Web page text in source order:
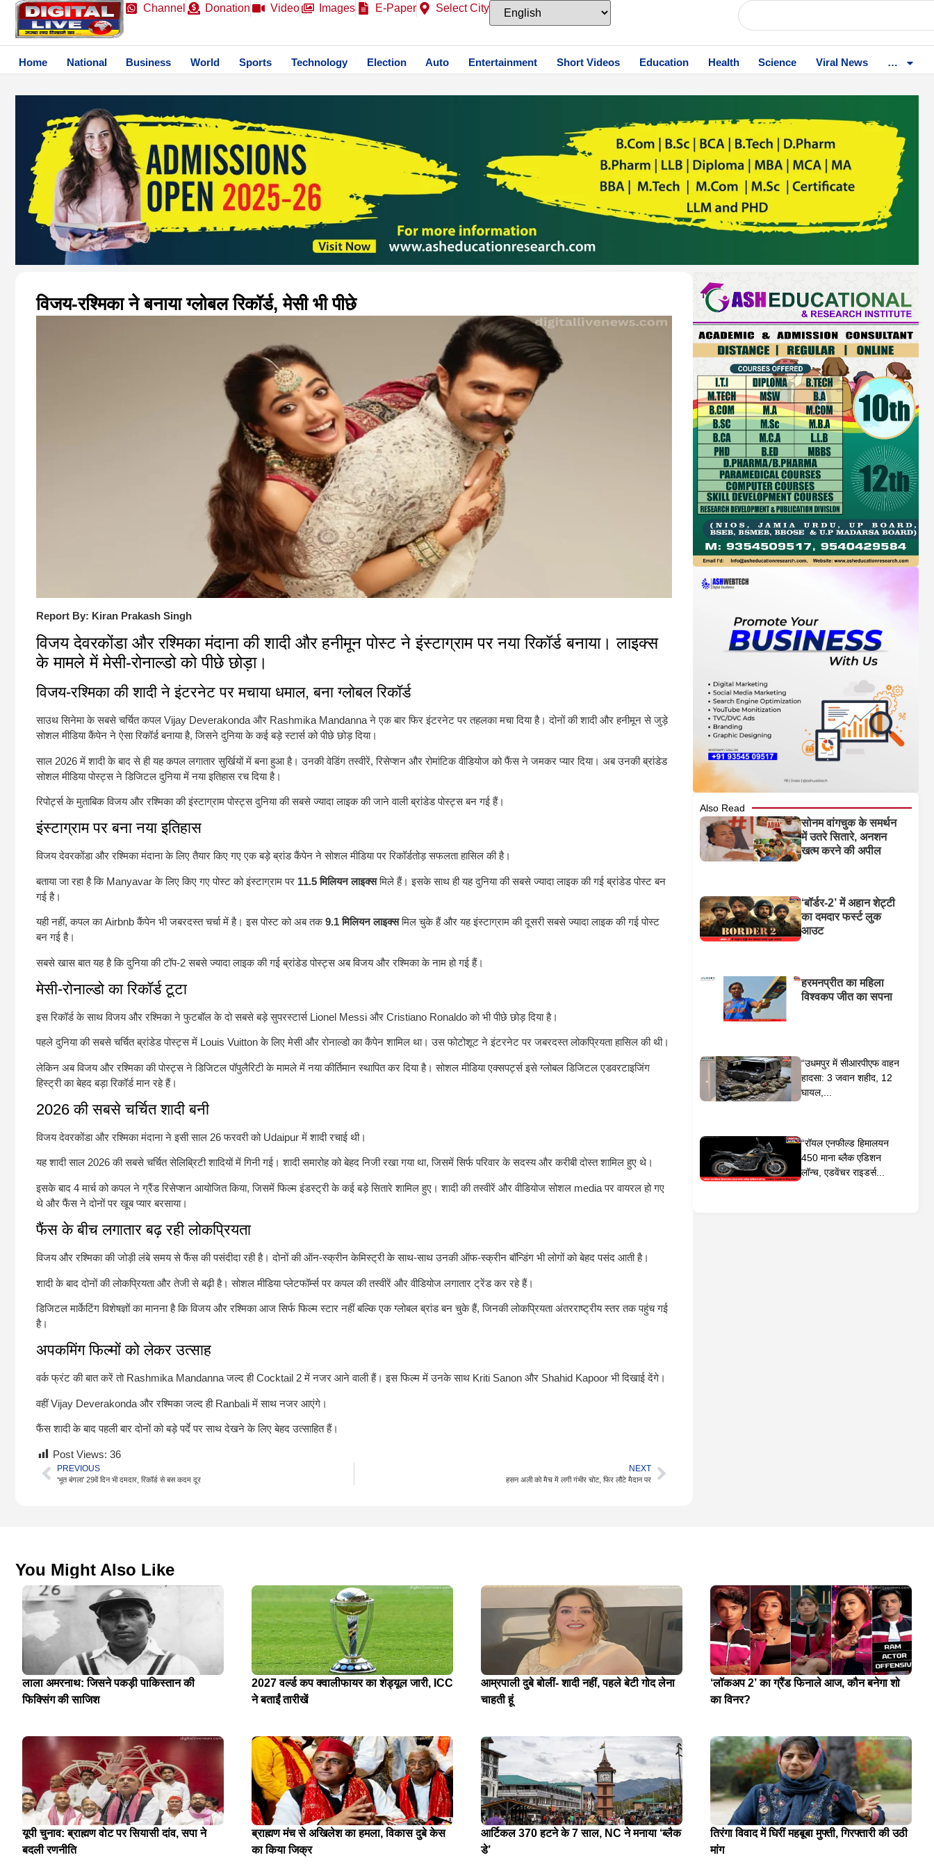
Channel Donation Video Images E-Paper Select City
Home National Business World Sports Technology Election Auto Entertainment Short Videos Education Health Science Viral News …
विजय-रश्मिका ने बनाया ग्लोबल रिकॉर्ड, मेसी भी पीछे
Report By: Kiran Prakash Singh
विजय देवरकोंडा और रश्मिका मंदाना की शादी और हनीमून पोस्ट ने इंस्टाग्राम पर नया रिकॉर्ड बनाया। लाइक्स
के मामले में मेसी-रोनाल्डो को पीछे छोड़ा।
विजय-रश्मिका की शादी ने इंटरनेट पर मचाया धमाल, बना ग्लोबल रिकॉर्ड
साउथ सिनेमा के सबसे चर्चित कपल Vijay Deverakonda और Rashmika Mandannaने एक बार फिर इंटरनेट पर तहलका मचा दिया है। दोनों की शादी और हनीमून से जुड़े
सोशल मीडिया कैंपेन ने ऐसा रिकॉर्ड बनाया है, जिसने दुनिया के कई बड़े स्टार्स को पीछे छोड़ दिया।
साल 2026 में शादी के बाद से ही यह कपल लगातार सुर्खियों में बना हुआ है। उनकी वेडिंग तस्वीरें, रिसेप्शन और रोमांटिक वीडियोज को फैंस ने जमकर प्यार दिया। अब उनकी ब्रांडेड
सोशल मीडिया पोस्ट्स ने डिजिटल दुनिया में नया इतिहास रच दिया है।
रिपोर्ट्स के मुताबिक विजय और रश्मिका की इंस्टाग्राम पोस्ट्स दुनिया की सबसे ज्यादा लाइक की जाने वाली ब्रांडेड पोस्ट्स बन गई हैं।
इंस्टाग्राम पर बना नया इतिहास
विजय देवरकोंडा और रश्मिका मंदाना के लिए तैयार किए गए एक बड़े ब्रांड कैंपेन ने सोशल मीडिया पर रिकॉर्डतोड़ सफलता हासिल की है।
बताया जा रहा है कि Manyavarके लिए किए गए पोस्ट को इंस्टाग्राम पर 11.5 मिलियन लाइक्समिले हैं। इसके साथ ही यह दुनिया की सबसे ज्यादा लाइक की गई ब्रांडेड पोस्ट बन
गई है।
यही नहीं, कपल काAirbnbकैंपेन भी जबरदस्त चर्चा में है। इस पोस्ट को अब तक9.1 मिलियन लाइक्समिल चुके हैं और यह इंस्टाग्राम की दूसरी सबसे ज्यादा लाइक की गई पोस्ट
बन गई है।
सबसे खास बात यह है कि दुनिया की टॉप-2 सबसे ज्यादा लाइक की गई ब्रांडेड पोस्ट्स अब विजय और रश्मिका के नाम हो गई हैं।
मेसी-रोनाल्डो का रिकॉर्ड टूटा
इस रिकॉर्ड के साथ विजय और रश्मिका ने फुटबॉल के दो सबसे बड़े सुपरस्टार्स Lionel Messi और Cristiano Ronaldoको भी पीछे छोड़ दिया है।
पहले दुनिया की सबसे चर्चित ब्रांडेड पोस्ट्स में Louis Vuittonके लिए मेसी और रोनाल्डो का कैंपेन शामिल था। उस फोटोशूट ने इंटरनेट पर जबरदस्त लोकप्रियता हासिल की थी।
लेकिन अब विजय और रश्मिका की पोस्ट्स ने डिजिटल पॉपुलैरिटी के मामले में नया कीर्तिमान स्थापित कर दिया है। सोशल मीडिया एक्सपर्ट्स इसे ग्लोबल डिजिटल एडवरटाइजिंग
हिस्ट्री का बेहद बड़ा रिकॉर्ड मान रहे हैं।
2026 की सबसे चर्चित शादी बनी
विजय देवरकोंडा और रश्मिका मंदाना ने इसी साल 26 फरवरी को Udaipurमें शादी रचाई थी।
यह शादी साल 2026 की सबसे चर्चित सेलिब्रिटी शादियों में गिनी गई। शादी समारोह को बेहद निजी रखा गया था, जिसमें सिर्फ परिवार के सदस्य और करीबी दोस्त शामिल हुए थे।
इसके बाद 4 मार्च को कपल ने ग्रैंड रिसेप्शन आयोजित किया, जिसमें फिल्म इंडस्ट्री के कई बड़े सितारे शामिल हुए। शादी की तस्वीरें और वीडियोज सोशल media पर वायरल हो गए
थे और फैंस ने दोनों पर खूब प्यार बरसाया।
फैंस के बीच लगातार बढ़ रही लोकप्रियता
विजय और रश्मिका की जोड़ी लंबे समय से फैंस की पसंदीदा रही है। दोनों की ऑन-स्क्रीन केमिस्ट्री के साथ-साथ उनकी ऑफ-स्क्रीन बॉन्डिंग भी लोगों को बेहद पसंद आती है।
शादी के बाद दोनों की लोकप्रियता और तेजी से बढ़ी है। सोशल मीडिया प्लेटफॉर्म्स पर कपल की तस्वीरें और वीडियोज लगातार ट्रेंड कर रहे हैं।
डिजिटल मार्केटिंग विशेषज्ञों का मानना है कि विजय और रश्मिका आज सिर्फ फिल्म स्टार नहीं बल्कि एक ग्लोबल ब्रांड बन चुके हैं, जिनकी लोकप्रियता अंतरराष्ट्रीय स्तर तक पहुंच गई
है।
अपकमिंग फिल्मों को लेकर उत्साह
वर्क फ्रंट की बात करें तो Rashmika Mandannaजल्द हीCocktail 2में नजर आने वाली हैं। इस फिल्म में उनके साथ Kriti Sanon और Shahid Kapoor भी दिखाई देंगे।
वहींVijay Deverakonda और रश्मिका जल्द ही Ranbaliमें साथ नजर आएंगे।
फैंस शादी के बाद पहली बार दोनों को बड़े पर्दे पर साथ देखने के लिए बेहद उत्साहित हैं।
Post Views: 36
PREVIOUS
‘भूत बंगला’ 29वें दिन भी दमदार, रिकॉर्ड से बस कदम दूर
NEXT
हसन अली को मैच में लगी गंभीर चोट, फिर लौटे मैदान पर
Also Read
सोनम वांगचुक के समर्थन
में उतरे सितारे, अनशन
खत्म करने की अपील
‘बॉर्डर-2’ में अहान शेट्टी
का दमदार फर्स्ट लुक
आउट
हरमनप्रीत का महिला
विश्वकप जीत का सपना
“उधमपुर में सीआरपीएफ वाहन
हादसा: 3 जवान शहीद, 12
घायल,...
“रॉयल एनफील्ड हिमालयन
450 माना ब्लैक एडिशन
लॉन्च, एडवेंचर राइडर्स...
You Might Also Like
लाला अमरनाथ: जिसने पकड़ी पाकिस्तान की
फिक्सिंग की साजिश
2027 वर्ल्ड कप क्वालीफायर का शेड्यूल जारी, ICC
ने बताईं तारीखें
आम्रपाली दुबे बोलीं- शादी नहीं, पहले बेटी गोद लेना
चाहती हूं
‘लॉकअप 2’ का ग्रैंड फिनाले आज, कौन बनेगा शो
का विनर?
यूपी चुनाव: ब्राह्मण वोट पर सियासी दांव, सपा ने
बदली रणनीति
ब्राह्मण मंच से अखिलेश का हमला, विकास दुबे केस
का किया जिक्र
आर्टिकल 370 हटने के 7 साल, NC ने मनाया ‘ब्लैक
डे’
तिरंगा विवाद में घिरीं महबूबा मुफ्ती, गिरफ्तारी की उठी
मांग